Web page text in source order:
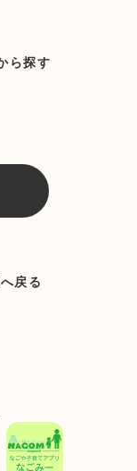
ら探す
戻る